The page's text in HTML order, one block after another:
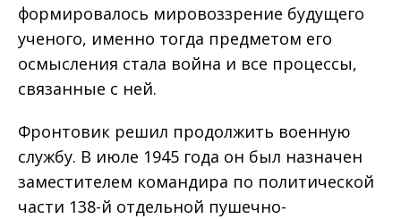
формировалось мировоззрение будущего
ученого, именно тогда предметом его
осмысления стала война и все процессы,
связанные с ней.
Фронтовик решил продолжить военную
службу. В июле 1945 года он был назначен
заместителем командира по политической
части 138-й отдельной пушечно-